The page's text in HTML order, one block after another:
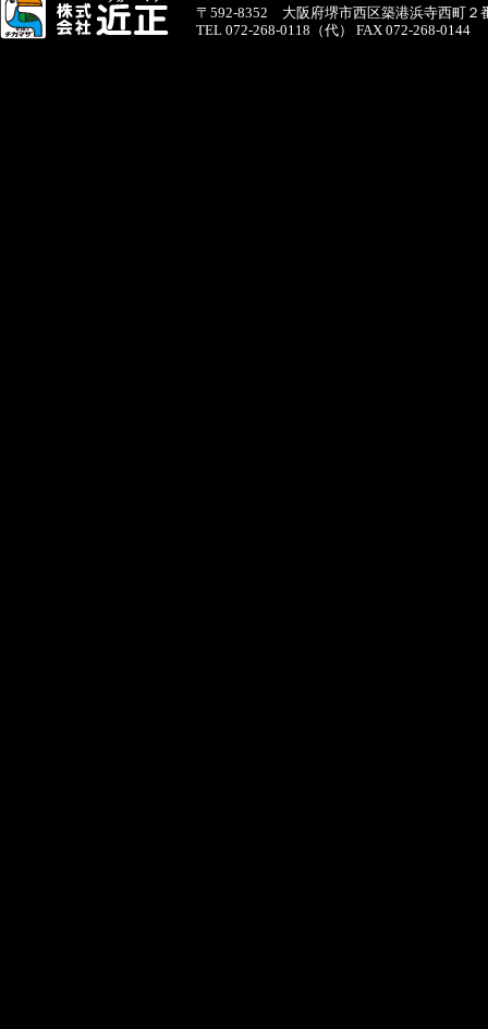
〒592-8352 大阪府堺市西区築港浜寺西町２
TEL 072-268-0118（代） FAX 072-268-0144